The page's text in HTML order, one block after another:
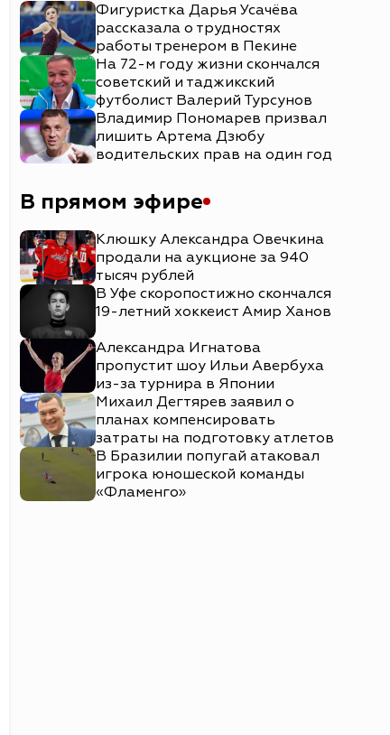
Фигуристка Дарья Усачёва
рассказала о трудностях
работы тренером в Пекине
На 72-м году жизни скончался
советский и таджикский
футболист Валерий Турсунов
Владимир Пономарев призвал
лишить Артема Дзюбу
водительских прав на один год
В прямом эфире
Клюшку Александра Овечкина
продали на аукционе за 940
тысяч рублей
В Уфе скоропостижно скончался
19-летний хоккеист Амир Ханов
Александра Игнатова
пропустит шоу Ильи Авербуха
из-за турнира в Японии
Михаил Дегтярев заявил о
планах компенсировать
затраты на подготовку атлетов
В Бразилии попугай атаковал
игрока юношеской команды
«Фламенго»